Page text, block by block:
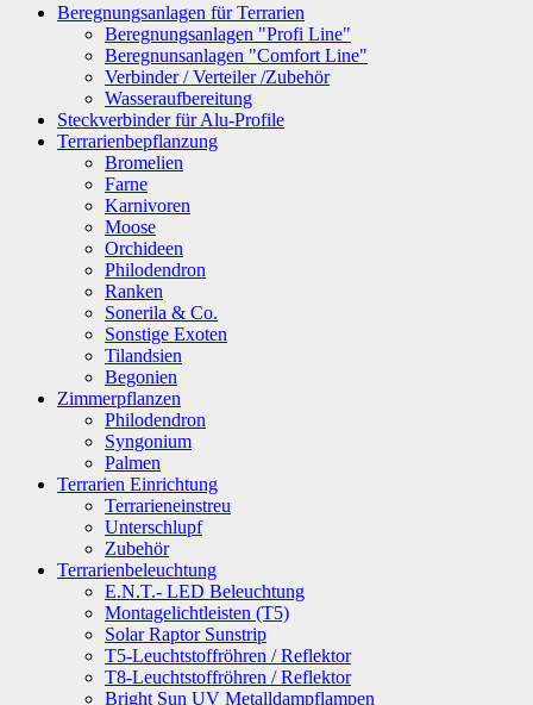
Beregnungsanlagen für Terrarien
Beregnungsanlagen "Profi Line"
Beregnunsanlagen "Comfort Line"
Verbinder / Verteiler /Zubehör
Wasseraufbereitung
Steckverbinder für Alu-Profile
Terrarienbepflanzung
Bromelien
Farne
Karnivoren
Moose
Orchideen
Philodendron
Ranken
Sonerila & Co.
Sonstige Exoten
Tilandsien
Begonien
Zimmerpflanzen
Philodendron
Syngonium
Palmen
Terrarien Einrichtung
Terrarieneinstreu
Unterschlupf
Zubehör
Terrarienbeleuchtung
E.N.T.- LED Beleuchtung
Montagelichtleisten (T5)
Solar Raptor Sunstrip
T5-Leuchtstoffröhren / Reflektor
T8-Leuchtstoffröhren / Reflektor
Bright Sun UV Metalldampflampen